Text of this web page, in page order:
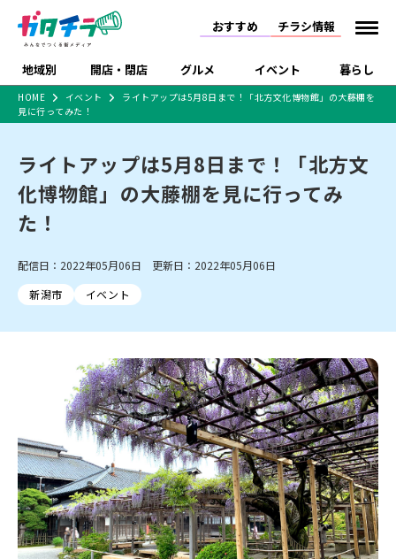
おすすめ チラシ情報
地域別 開店・閉店 グルメ イベント 暮らし
新潟市 下越
佐渡
新潟市中央区 新潟市東区 新潟市西区
新潟市北区
新潟市南区
新潟市江南区 新潟市秋葉区
新潟市西蒲区
村上・関川
新発田・聖籠
胎内・粟島
三条・加茂・田上
五泉・阿賀野・阿賀
燕・弥彦
長岡・見附
小千谷・十日町・津南
魚沼・南魚沼・湯沢
柏崎・刈羽・出雲崎
上越・妙高・糸魚川
開店 閉店
リニューアル・移転
新潟市・開店
新潟市・閉店
長岡市・開店
長岡市・閉店
上越市・開店
ラーメン・開店
ラーメン・閉店
ラーメン 現地レポート
スイーツ
ご当地グルメ 食べ歩き テイクアウト
季節・期間限定
居酒屋・バー 焼肉
パスタ
パン・ベーカリー
タレカツ・豚カツ
デカ盛り・大盛り
旨辛・激辛
定食・町定食 海鮮・鮨
そば・うどん
日本酒・新潟清酒
ワイン・クラフトビール
ケーキ・パフェ
ビアガーデン・暑気払い
忘新年会・歓送迎会
体験・販売 祭り・伝統行事
スポーツ
セミナー・講演会 子ども向け 花火大会
入場無料
住宅展示場
完成見学会 学生スポーツ アルビレックス
施設・ショップ
住宅メーカー・工務
店
習い事・塾 アパレル・雑貨
観光スポット
温泉・入浴 ホテル 旅館
水族館
リラクゼーション・整体
スキー場
リユース・買取
病院・クリニック
イオンモール
ラブラ万代・ラブラ2
ビルボードプレイスBP
新潟伊勢丹
ピア万代
リバーサイド千秋
パティオPATIO
特売セール インタビュー
特集・まとめ記事
セツコママ ランキング 新潟人
キャンペーン
開店まとめ
閉店まとめ
食品スーパー・コンビ
ショッピングモール・
大型施設
ドラッグストア・ホーム
センター
ファッション 生活サービス
新車・中古車・カー用品
旅行・レジャー
家電・携帯電話
冠婚葬祭
習い事・塾 通販・EC イベント
求人
官公庁・自治体
新潟市 チラシ
長岡・見附 チラシ
上越・妙高・糸魚川 チラシ
注目 チラシ
週末セール
火曜セール
オープン・リニューアルセール
周年祭・感謝祭セール
年末・初売りセール
HOME イベント
ライトアップは5月8日まで！「北方文化博物館」の大藤棚を
見に行ってみた！
ライトアップは5月8日まで！「北方文
化博物館」の大藤棚を見に行ってみ
た！
配信日：2022年05月06日 更新日：2022年05月06日
新潟市
イベント